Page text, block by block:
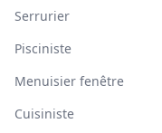
Serrurier
Pisciniste
Menuisier fenêtre
Cuisiniste